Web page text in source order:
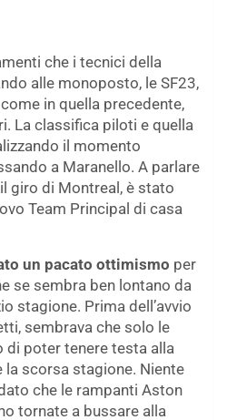
che i tecnici della
alle monoposto, le SF23,
in quella precedente,
La classifica piloti e quella
il momento
a Maranello. A parlare
giro di Montreal, è stato
Team Principal di casa
un pacato ottimismo per
se sembra ben lontano da
stagione. Prima dell’avvio
sembrava che solo le
di poter tenere testa alla
la scorsa stagione. Niente
che le rampanti Aston
tornate a bussare alla